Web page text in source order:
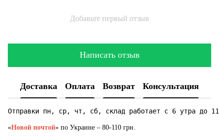
Добавьте первый отзыв
Написать отзыв
Доставка Оплата Возврат Консультация
Отправки пн, ср, чт, сб, склад работает с 6 утра до
«Новой почтой» по Украине – 80-110 грн.